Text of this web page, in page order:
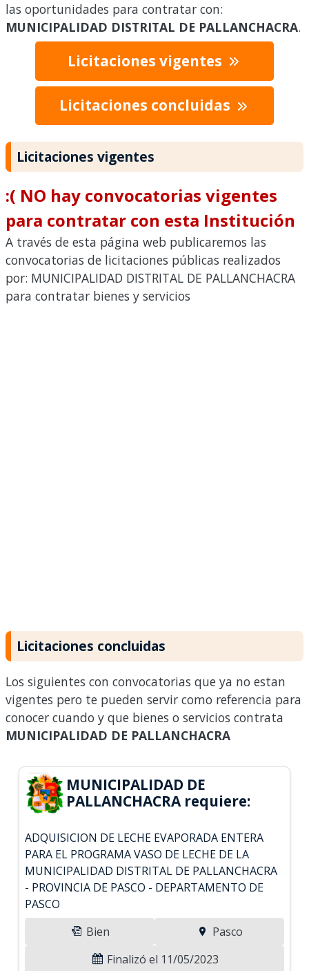
las oportunidades para contratar con:
MUNICIPALIDAD DISTRITAL DE PALLANCHACRA.
Licitaciones vigentes
Licitaciones concluidas
Licitaciones vigentes
:( NO hay convocatorias vigentes
para contratar con esta Institución
A través de esta página web publicaremos las
convocatorias de licitaciones públicas realizados
por: MUNICIPALIDAD DISTRITAL DE PALLANCHACRA
para contratar bienes y servicios
Licitaciones concluidas
Los siguientes con convocatorias que ya no estan
vigentes pero te pueden servir como referencia para
conocer cuando y que bienes o servicios contrata
MUNICIPALIDAD DE PALLANCHACRA
MUNICIPALIDAD DE
PALLANCHACRA requiere:
ADQUISICION DE LECHE EVAPORADA ENTERA
PARA EL PROGRAMA VASO DE LECHE DE LA
MUNICIPALIDAD DISTRITAL DE PALLANCHACRA
- PROVINCIA DE PASCO - DEPARTAMENTO DE
PASCO
Bien
Pasco
Finalizó el 11/05/2023